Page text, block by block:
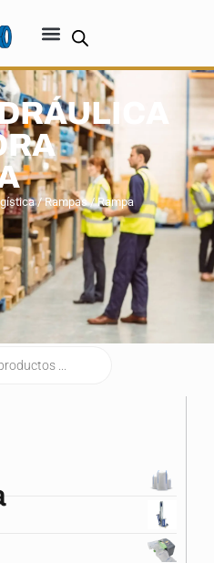
/Rampas/ Rampa